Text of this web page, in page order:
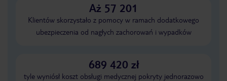
Aż 57 201
Klientów skorzystało z pomocy w ramach dodatkowego
ubezpieczenia od nagłych zachorowań i wypadków
689 420 zł
tyle wyniósł koszt obsługi medycznej pokryty jednorazowo